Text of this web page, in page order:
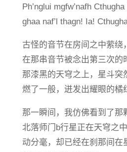
Ph’nglui mgfw’nafh
ghaa naf’l thagn! Ia!
古怪的音节在房间之中萦绕
在那串音节被念出第三次的
那漆黑的天穹之上，星斗突
燃了一般，迸发出耀眼的橘
那一瞬间，我仿佛看到了那
北落师门b行星正在天穹之
动分毫，却已经在刹那间在